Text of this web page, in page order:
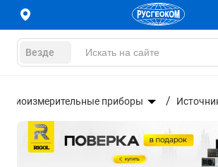
Везде
приборы